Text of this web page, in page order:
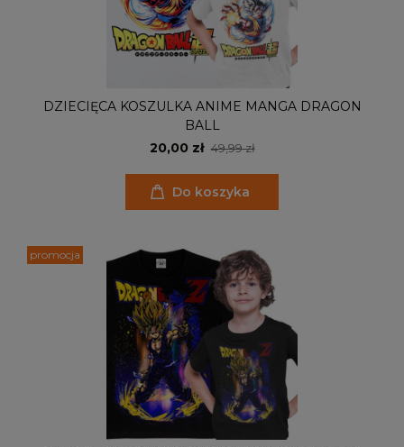
DZIECIĘCA KOSZULKA ANIME MANGA DRAGON
BALL
20,00 zł 49,99 zł
Do koszyka
promocja